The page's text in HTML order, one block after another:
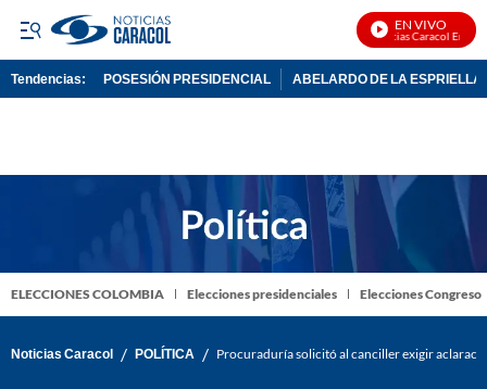
EN VIVO
Noticias Caracol En Vivo
Tendencias: POSESIÓN PRESIDENCIAL ABELARDO DE LA ESPRIELLA
ELECCIONES COLOMBIA Elecciones presidenciales Elecciones Congreso
Noticias Caracol / POLÍTICA / Procuraduría solicitó al canciller exigir